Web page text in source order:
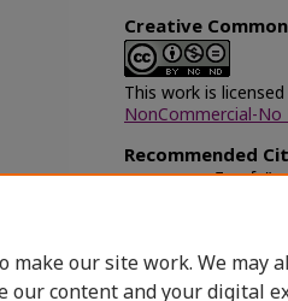
Creative
This work is
NonCommercial-
Recommended
บุญนายวา, วุฒิพงศ์, "กา
make our site work. We may
content and your digital